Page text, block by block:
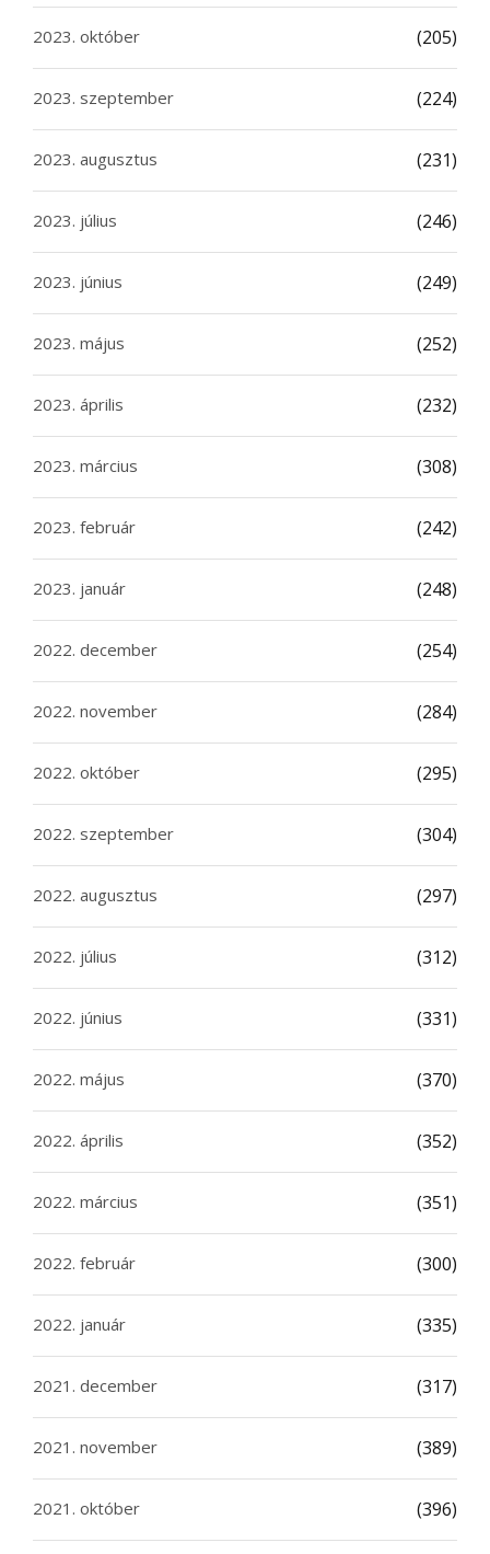
2023. október (205)
2023. szeptember (224)
2023. augusztus (231)
2023. július (246)
2023. június (249)
2023. május (252)
2023. április (232)
2023. március (308)
2023. február (242)
2023. január (248)
2022. december (254)
2022. november (284)
2022. október (295)
2022. szeptember (304)
2022. augusztus (297)
2022. július (312)
2022. június (331)
2022. május (370)
2022. április (352)
2022. március (351)
2022. február (300)
2022. január (335)
2021. december (317)
2021. november (389)
2021. október (396)